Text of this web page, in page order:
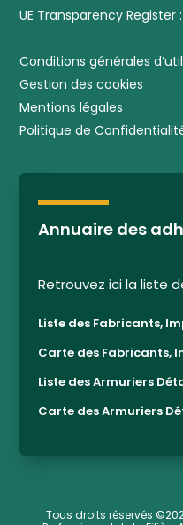
UE Transparency Register :
Conditions générales
Gestion des cookies
Mentions légales
Politique de
Annuaire des
Retrouvez ici la liste
Liste des Fabricants,
Carte des Fabricants,
Liste des Armuriers
Carte des Armuriers
Tous droits réservés